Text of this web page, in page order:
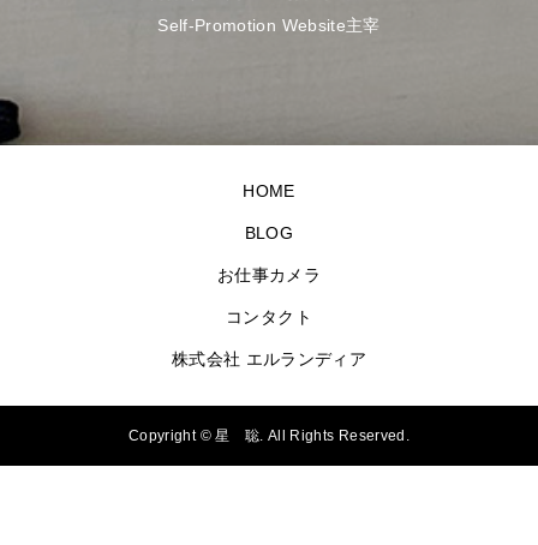
Self-Promotion Website主宰
HOME
BLOG
お仕事カメラ
コンタクト
株式会社 エルランディア
Copyright ©星 聡. All Rights Reserved.